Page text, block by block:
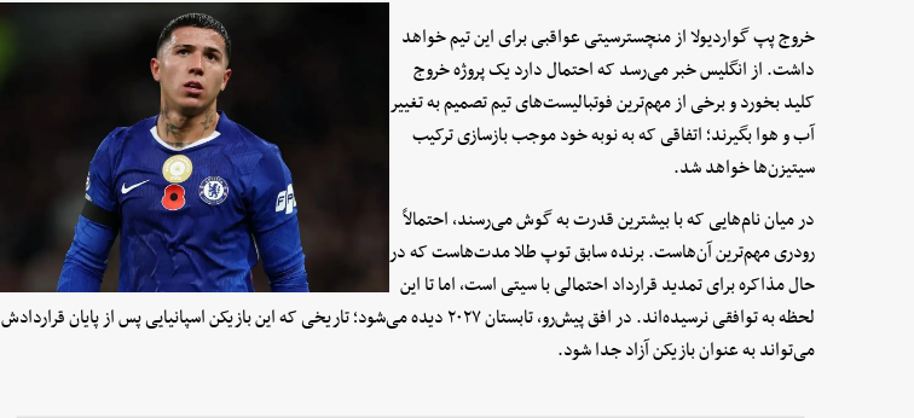
خروج پپ گواردیولا از منچسترسیتی عواقبی برای این تیم خواهد
داشت. از انگلیس خبر می‌رسد که احتمال دارد یک پروژه خروج
کلید بخورد و برخی از مهم‌ترین فوتبالیست‌های تیم تصمیم به تغییر
آب و هوا بگیرند؛ اتفاقی که به نوبه خود موجب بازسازی ترکیب
سیتیزن‌ها خواهد شد.
در میان نام‌هایی که با بیشترین قدرت به گوش می‌رسند، احتمالاً
رودری مهم‌ترین آن‌هاست. برنده سابق توپ طلا مدت‌هاست که در
حال مذاکره برای تمدید قرارداد احتمالی با سیتی است، اما تا این
لحظه به توافقی نرسیده‌اند. در افق پیش‌رو، تابستان ۲۰۲۷ دیده می‌شود؛ تاریخی که این بازیکن اسپانیایی پس از پایان قراردادش
می‌تواند به عنوان بازیکن آزاد جدا شود.